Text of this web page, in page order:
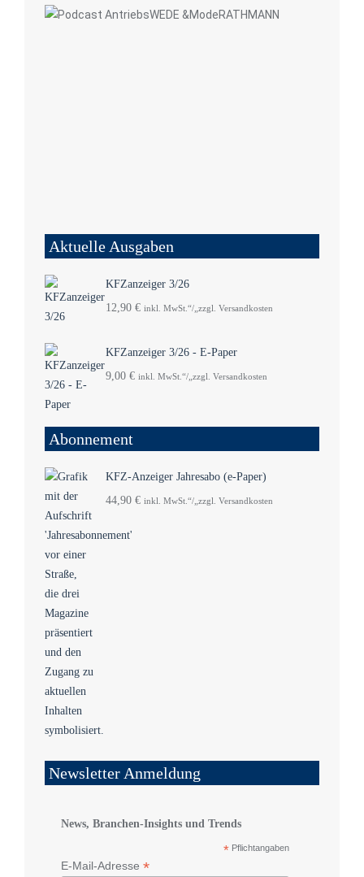
Aktuelle Ausgaben
KFZanzeiger 3/26
12,90 € inkl. MwSt.“/„zzgl. Versandkosten
KFZanzeiger 3/26 - E-Paper
9,00 € inkl. MwSt.“/„zzgl. Versandkosten
Abonnement
KFZ-Anzeiger Jahresabo (e-Paper)
44,90 € inkl. MwSt.“/„zzgl. Versandkosten
Newsletter Anmeldung
News, Branchen-Insights und Trends
* Pflichtangaben
E-Mail-Adresse *